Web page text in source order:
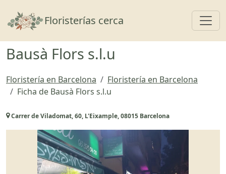
Floristerías cerca
Bausà Flors s.l.u
Floristería en Barcelona
Floristería en Barcelona
Ficha de Bausà Flors s.l.u
Carrer de Viladomat, 60, L'Eixample, 08015 Barcelona